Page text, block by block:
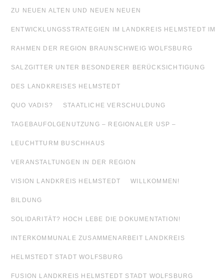
ZU NEUEN ALTEN UND NEUEN NEUEN
ENTWICKLUNGSSTRATEGIEN IM LANDKREIS HELMSTEDT IM
RAHMEN DER REGION BRAUNSCHWEIG WOLFSBURG
SALZGITTER UNTER BESONDERER BERÜCKSICHTIGUNG
DES LANDKREISES HELMSTEDT
QUO VADIS? STAATLICHE VERSCHULDUNG
TAGEBAUFOLGENUTZUNG – REGIONALER USP –
LEUCHTTURM BUSCHHAUS
VERANSTALTUNGEN IN DER REGION
VISION LANDKREIS HELMSTEDT WILLKOMMEN!
BILDUNG
SOLIDARITÄT? HOCH LEBE DIE DOKUMENTATION!
INTERKOMMUNALE ZUSAMMENARBEIT LANDKREIS
HELMSTEDT STADT WOLFSBURG
FUSION LANDKREIS HELMSTEDT STADT WOLFSBURG